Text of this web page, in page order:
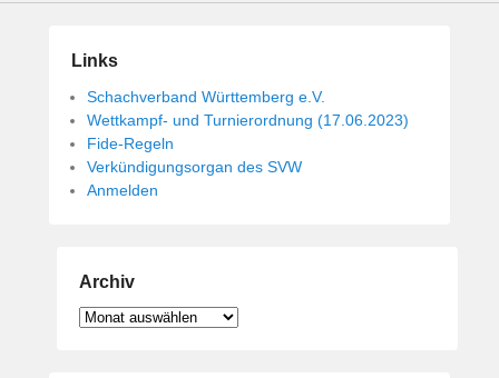
Links
Schachverband Württemberg e.V.
Wettkampf- und Turnierordnung (17.06.2023)
Fide-Regeln
Verkündigungsorgan des SVW
Anmelden
Archiv
Archiv